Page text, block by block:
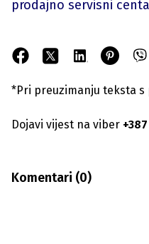
prodajno servisni
*Pri preuzimanju teksta
Dojavi vijest na viber
Komentari (0)